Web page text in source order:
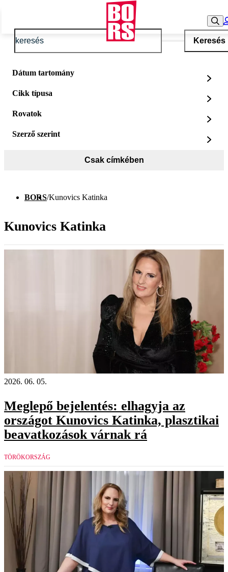
Keresés
Dátum tartomány
Cikk típusa
Rovatok
Szerző szerint
Csak címkében
BORS/Kunovics Katinka
Kunovics Katinka
2026. 06. 05.
Meglepő bejelentés: elhagyja az
országot Kunovics Katinka, plasztikai
beavatkozások várnak rá
TÖRÖKORSZÁG